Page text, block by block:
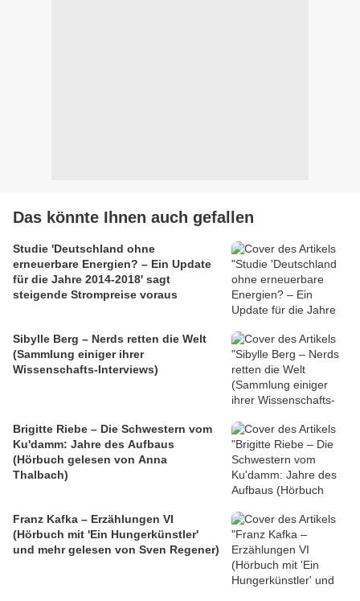
Das könnte Ihnen auch gefallen
Studie 'Deutschland ohne
erneuerbare Energien? – Ein Update
für die Jahre 2014-2018' sagt
steigende Strompreise voraus
Sibylle Berg – Nerds retten die Welt
(Sammlung einiger ihrer
Wissenschafts-Interviews)
Brigitte Riebe – Die Schwestern vom
Ku'damm: Jahre des Aufbaus
(Hörbuch gelesen von Anna
Thalbach)
Franz Kafka – Erzählungen VI
(Hörbuch mit 'Ein Hungerkünstler'
und mehr gelesen von Sven Regener)